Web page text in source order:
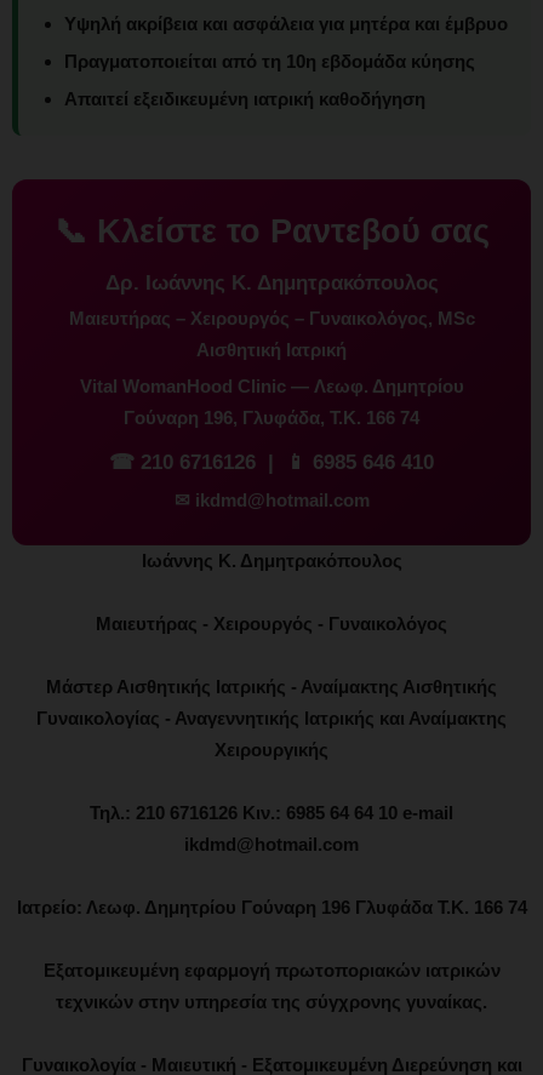
Υψηλή ακρίβεια και ασφάλεια για μητέρα και έμβρυο
Πραγματοποιείται από τη 10η εβδομάδα κύησης
Απαιτεί εξειδικευμένη ιατρική καθοδήγηση
📞 Κλείστε το Ραντεβού σας
Δρ. Ιωάννης Κ. Δημητρακόπουλος
Μαιευτήρας – Χειρουργός – Γυναικολόγος, MSc
Αισθητική Ιατρική
Vital WomanHood Clinic — Λεωφ. Δημητρίου
Γούναρη 196, Γλυφάδα, Τ.Κ. 166 74
☎ 210 6716126 | 📱 6985 646 410
✉ ikdmd@hotmail.com
Ιωάννης Κ. Δημητρακόπουλος
Μαιευτήρας - Χειρουργός - Γυναικολόγος
Μάστερ Αισθητικής Ιατρικής - Αναίμακτης Αισθητικής
Γυναικολογίας - Αναγεννητικής Ιατρικής και Αναίμακτης
Χειρουργικής
Τηλ.: 210 6716126 Κιν.: 6985 64 64 10 e-mail
ikdmd@hotmail.com
Ιατρείο: Λεωφ. Δημητρίου Γούναρη 196 Γλυφάδα Τ.Κ. 166 74
Εξατομικευμένη εφαρμογή πρωτοποριακών ιατρικών
τεχνικών στην υπηρεσία της σύγχρονης γυναίκας.
Γυναικολογία - Μαιευτική - Εξατομικευμένη Διερεύνηση και